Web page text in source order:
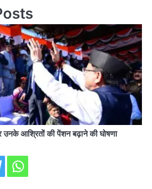
उनके आश्रितों की पेंशन बढ़ाने की घोषणा